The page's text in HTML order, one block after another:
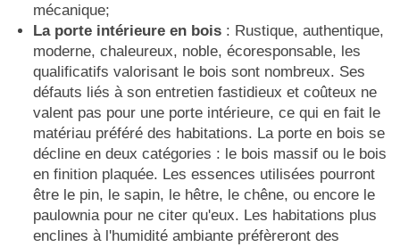
mécanique;
La porte intérieure en bois : Rustique, authentique,
moderne, chaleureux, noble, écoresponsable, les
qualificatifs valorisant le bois sont nombreux. Ses
défauts liés à son entretien fastidieux et coûteux ne
valent pas pour une porte intérieure, ce qui en fait le
matériau préféré des habitations. La porte en bois se
décline en deux catégories : le bois massif ou le bois
en finition plaquée. Les essences utilisées pourront
être le pin, le sapin, le hêtre, le chêne, ou encore le
paulownia pour ne citer qu'eux. Les habitations plus
enclines à l'humidité ambiante préfèreront des